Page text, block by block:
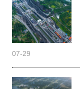
07-29